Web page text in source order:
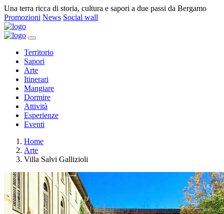
Una terra ricca di storia, cultura e sapori a due passi da Bergamo
Promozioni News Social wall
Territorio
Sapori
Arte
Itinerari
Mangiare
Dormire
Attività
Esperienze
Eventi
Home
Arte
Villa Salvi Gallizioli